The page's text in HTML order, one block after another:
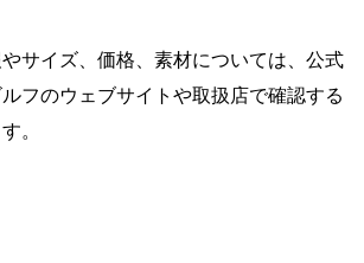
サイズ、価格、素材については、公式
フのウェブサイトや取扱店で確認する
。